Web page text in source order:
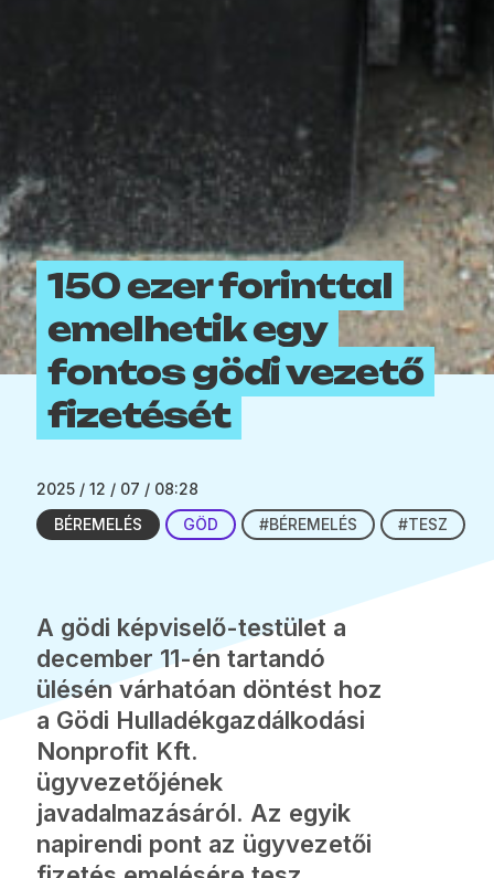
150 ezer forinttal
emelhetik egy
fontos gödi vezető
fizetését
2025 / 12 / 07 / 08:28
BÉREMELÉS
GÖD #BÉREMELÉS #TESZ
A gödi képviselő-testület a
december 11-én tartandó
ülésén várhatóan döntést hoz
a Gödi Hulladékgazdálkodási
Nonprofit Kft.
ügyvezetőjének
javadalmazásáról. Az egyik
napirendi pont az ügyvezetői